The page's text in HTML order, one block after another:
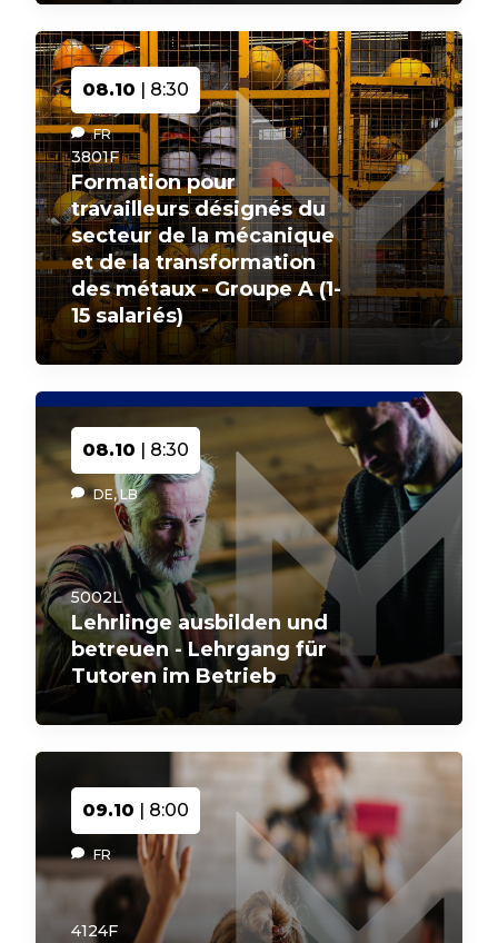
08.10 | 8:30
FR
3801F
Formation pour
travailleurs désignés du
secteur de la mécanique
et de la transformation
des métaux - Groupe A (1-
15 salariés)
08.10 | 8:30
DE, LB
5002L
Lehrlinge ausbilden und
betreuen - Lehrgang für
Tutoren im Betrieb
09.10 | 8:00
FR
4124F